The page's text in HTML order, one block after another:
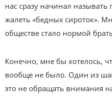
нас сразу начинал называть
жалеть «бедных сироток».
обществе стало нормой
Конечно, мне бы хотелось,
вообще не было. Один из
это не обращать внимания